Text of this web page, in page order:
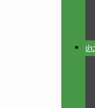
ข่า